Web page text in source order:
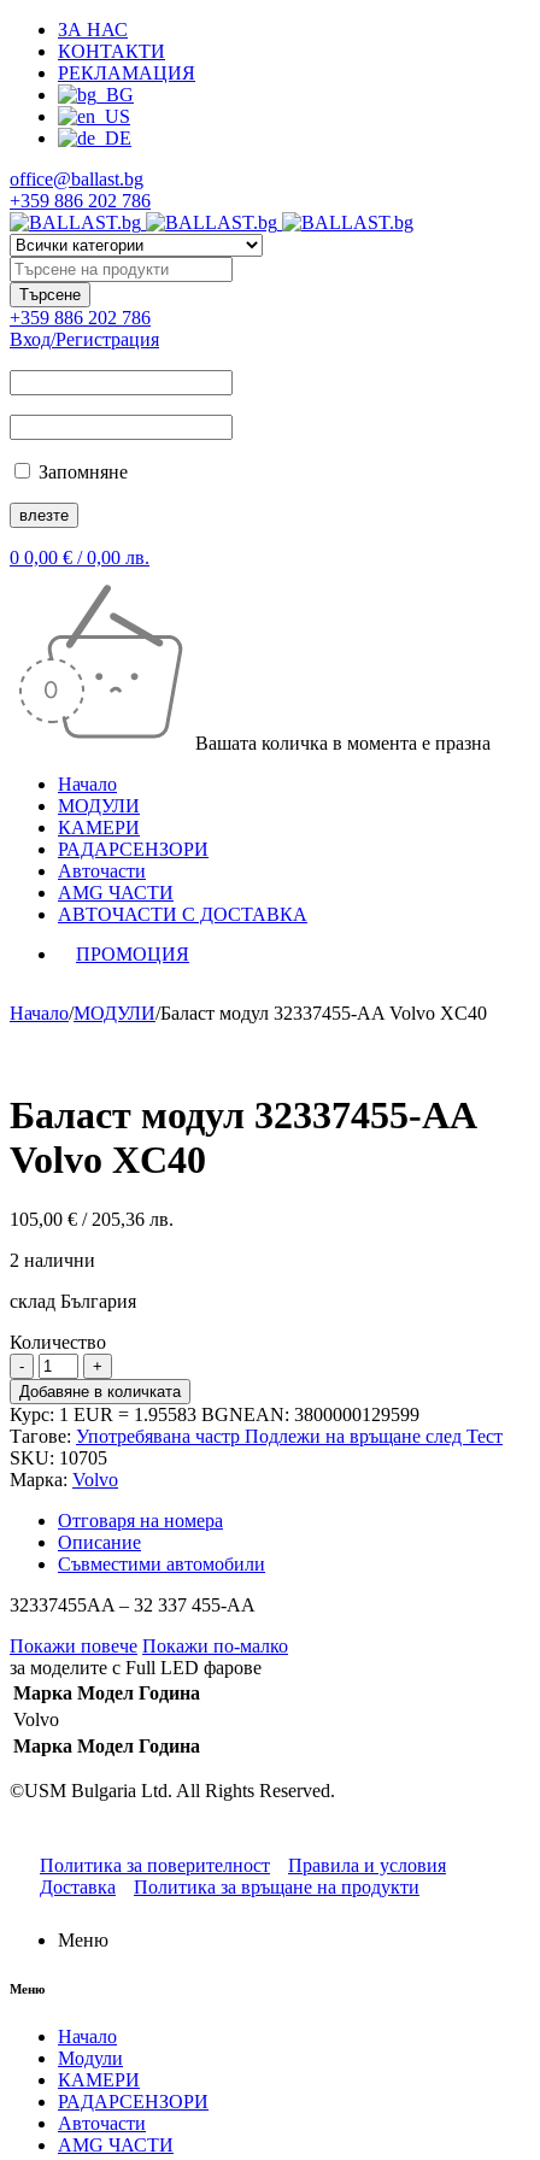
ЗА НАС
КОНТАКТИ
РЕКЛАМАЦИЯ
office@ballast.bg
+359 886 202 786
+359 886 202 786
Вход/Регистрация
Запомняне
0 0,00 € / 0,00 лв.
Вашата количка в момента е празна
Начало
МОДУЛИ
КАМЕРИ
РАДАРСЕНЗОРИ
Авточасти
AMG ЧАСТИ
АВТОЧАСТИ С ДОСТАВКА
ПРОМОЦИЯ
Начало/МОДУЛИ/Баласт модул 32337455-AA Volvo XC40
Баласт модул 32337455-AA
Volvo XC40
105,00 € / 205,36 лв.
2 налични
склад България
Количество
количество
за
Баласт
модул
32337455-
AA
Volvo
XC40
Добавяне в количката
Курс: 1 EUR = 1.95583 BGNEAN: 3800000129599
Тагове: Употребявана частр Подлежи на връщане след Тест
SKU: 10705
Марка: Volvo
Отговаря на номера
Описание
Съвместими автомобили
32337455AA – 32 337 455-AA
Покажи повече Покажи по-малко
за моделите с Full LED фарове
Марка Модел Година
Марка Модел Година
Volvo
©USM Bulgaria Ltd. All Rights Reserved.
Политика за поверителност
Правила и условия
Доставка
Политика за връщане на продукти
Меню
Меню
Начало
Модули
КАМЕРИ
РАДАРСЕНЗОРИ
Авточасти
AMG ЧАСТИ